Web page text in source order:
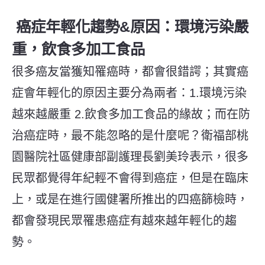
癌症年輕化趨勢&原因： 環境污染嚴
重，飲食多加工食品
很多癌友當獲知罹癌時，都會很錯諤；其實癌
症會年輕化的原因主要分為兩者：1.環境污染
越來越嚴重 2.飲食多加工食品的緣故；而在防
治癌症時，最不能忽略的是什麼呢？衛福部桃
園醫院社區健康部副護理長劉美玲表示，很多
民眾都覺得年紀輕不會得到癌症，但是在臨床
上，或是在進行國健署所推出的四癌篩檢時，
都會發現民眾罹患癌症有越來越年輕化的趨
勢。